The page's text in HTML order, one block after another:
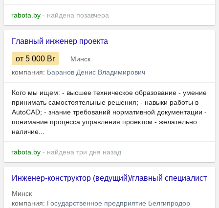
rabota.by - найдена позавчера
Главный инженер проекта
от 5 000 Br
Минск
компания: Баранов Денис Владимирович
Кого мы ищем: - высшее техническое образование - умение
принимать самостоятельные решения; - навыки работы в
AutoCAD; - знание требований нормативной документации -
понимание процесса управления проектом - желательно
наличие...
rabota.by - найдена три дня назад
Инженер-конструктор (ведущий)/главный специалист
Минск
компания: Государственное предприятие Белгипродор